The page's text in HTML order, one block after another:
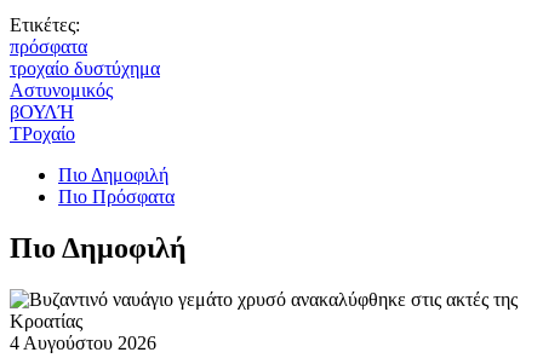
Ετικέτες:
πρόσφατα
τροχαίο δυστύχημα
Αστυνομικός
βΟΥΛΉ
ΤΡοχαίο
Πιο Δημοφιλή
Πιο Πρόσφατα
Πιο Δημοφιλή
4 Αυγούστου 2026